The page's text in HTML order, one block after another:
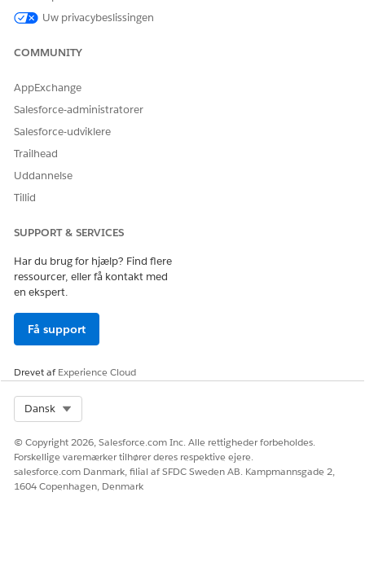
Funktionel anvendelsessituation
Beskrivelse
Betingelser
Leveringskanal (Mail, i app, Slack, Microsoft Teams)
Modtagere
Adviseringsindhold
Eksempler
Microsoft Teams for almindelige it-scenarier, f.eks. når:
En større hændelse foreslås, godkendes, tildeles eller
lukkes.
En hændelse oprettes for en medarbejder, tildeles til en
bruger, ændres prioritet eller lukkes.
En ændringsanmodning tildeles, konverteres til en
nødændring eller lukkes.
En version tildeles eller lukkes.
En sag oprettes, opdateres eller lukkes.
LØSTE DENNE ARTIKEL DIT PROBLEM?
Giv os besked, så vi kan forbedre os!
Uw privacybeslissingen
COMMUNITY
AppExchange
Salesforce-administratorer
Salesforce-udviklere
Trailhead
Uddannelse
Tillid
SUPPORT & SERVICES
Har du brug for hjælp? Find flere
ressourcer, eller få kontakt med
en ekspert.
Få support
Drevet afExperience Cloud
Dansk
© Copyright 2026, Salesforce.com Inc. Alle rettigheder forbeholdes.
Forskellige varemærker tilhører deres respektive ejere.
salesforce.com Danmark, filial af SFDC Sweden AB. Kampmannsgade 2,
1604 Copenhagen, Denmark